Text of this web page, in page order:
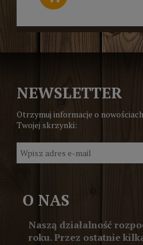
NEWSLETTER
Otrzymuj informacje o
Twojej skrzynki:
O NAS
Naszą działalność
roku. Przez ostatnie